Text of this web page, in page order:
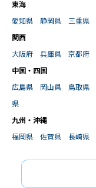
東海
愛知県
静岡県 三重県
関西
大阪府
兵庫県 京都府
中国・四国
広島県
岡山県 鳥取県
県
九州・沖縄
福岡県
佐賀県 長崎県